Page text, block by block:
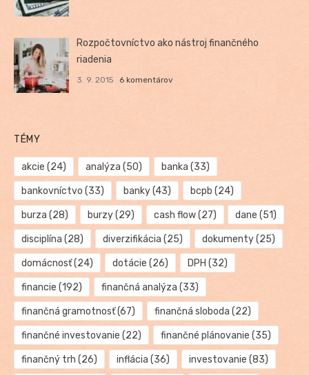
Rozpočtovníctvo ako nástroj finančného
riadenia
3. 9. 2015 6 komentárov
TÉMY
akcie (24) analýza (50) banka (33)
bankovníctvo (33) banky(43) bcpb (24)
burza (28) burzy(29) cash flow(27) dane (51)
disciplína (28) diverzifikácia (25) dokumenty(25)
domácnosť(24) dotácie (26) DPH (32)
financie (192) finančná analýza (33)
finančná gramotnosť(67) finančná sloboda (22)
finančné investovanie (22) finančné plánovanie (35)
finančný trh (26) inflácia (36) investovanie (83)